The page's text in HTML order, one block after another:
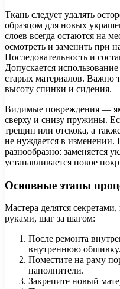
Ткань следует удалять
образцом для новых
слоев всегда остаются на
осмотреть и заменить при
Последовательность и
Допускается
старых материалов. Важно
высоту спинки и сидения.
Видимые повреждения —
сверху и снизу пружины.
трещин или отскока, а
не нуждается в изменении.
разнообразно: заменяется
устанавливается новое
Основные этапы
Мастера делятся
руками, шаг за шагом:
После ремонта
внутреннюю обшивку.
Поместите на раму
наполнители.
Закрепите новый